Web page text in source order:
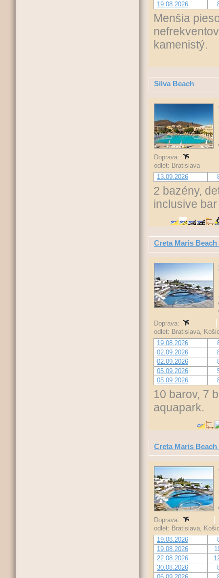
19.08.2026
Menšia
kamenistý.
Silva Beach
Doprava:
odlet: Bratislava
13.09.2026
2 bazény,
inclusive
Creta Maris
Doprava:
odlet: Bratislava,
19.08.2026
02.09.2026
02.09.2026
05.09.2026
05.09.2026
10 barov, 7
aquapark.
Creta Maris
Doprava:
odlet: Bratislava,
19.08.2026
19.08.2026
22.08.2026
30.08.2026